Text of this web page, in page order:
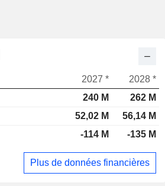
2027 *
2028 *
240 M
262 M
52,02 M
56,14 M
-114 M -135 M
Plus de données financières